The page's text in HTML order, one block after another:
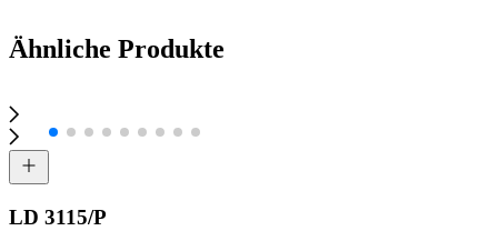
Ähnliche Produkte
LD 3115/P